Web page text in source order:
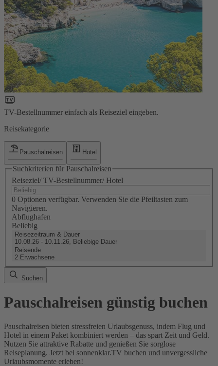
TV-Bestellnummer einfach als Reiseziel eingeben.
Reisekategorie
Pauschalreisen Hotel
Suchkriterien für Pauschalreisen
Reiseziel/ TV-Bestellnummer/ Hotel
0 Optionen verfügbar. Verwenden Sie die Pfeiltasten zum
Navigieren.
Abflughafen
Beliebig
Reisezeitraum & Dauer
10.08.26 - 10.11.26, Beliebige Dauer
Reisende
2 Erwachsene
Suchen
Pauschalreisen günstig buchen
Pauschalreisen bieten stressfreien Urlaubsgenuss, indem Flug und
Hotel in einem Paket kombiniert werden – das spart Zeit und Geld.
Nutzen Sie attraktive Rabatte und genießen Sie sorglose
Reiseplanung. Jetzt bei sonnenklar.TV buchen und unvergessliche
Urlaubsmomente erleben!